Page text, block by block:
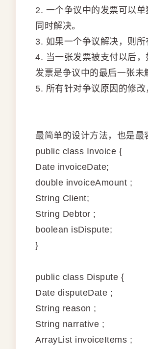
2. 一个争议中的发票可以
同时解决。
3. 如果一个争议解决，则所
4. 当一张发票被支付以后
发票是争议中的最后一张未
5. 所有针对争议原因的修改
最简单的设计方法，也是最
public class Invoice {
Date invoiceDate;
double invoiceAmount ;
String Client;
String Debtor ;
boolean isDispute;
}
public class Dispute {
Date disputeDate ;
String reason ;
String narrative ;
ArrayList invoiceItems ;